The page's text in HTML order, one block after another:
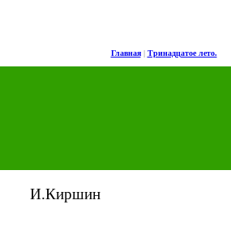
Главная| Тринадцатое лето.
И.Киршин